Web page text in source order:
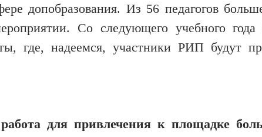
допобразования. Из 56 педагогов
Со следующего учебного года
где, надеемся, участники РИП будут
для привлечения к площадке